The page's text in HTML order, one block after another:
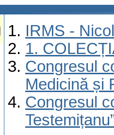
IRMS -
1.
Congresul
Medicină și
Congresul